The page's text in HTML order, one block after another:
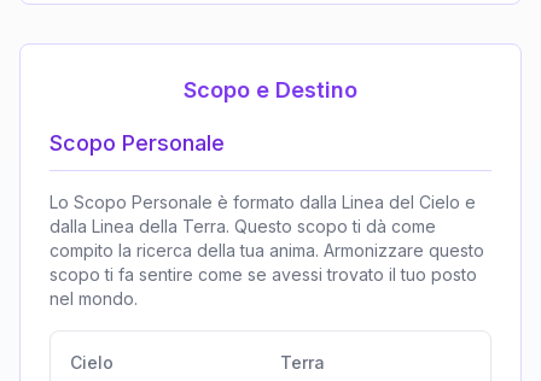
Scopo e Destino
Scopo Personale
Lo Scopo Personale è formato dalla Linea del Cielo e
dalla Linea della Terra. Questo scopo ti dà come
compito la ricerca della tua anima. Armonizzare questo
scopo ti fa sentire come se avessi trovato il tuo posto
nel mondo.
Cielo Terra